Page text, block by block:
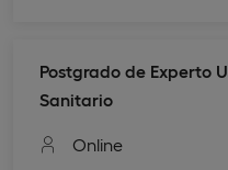
Postgrado de Experto
Sanitario
Online